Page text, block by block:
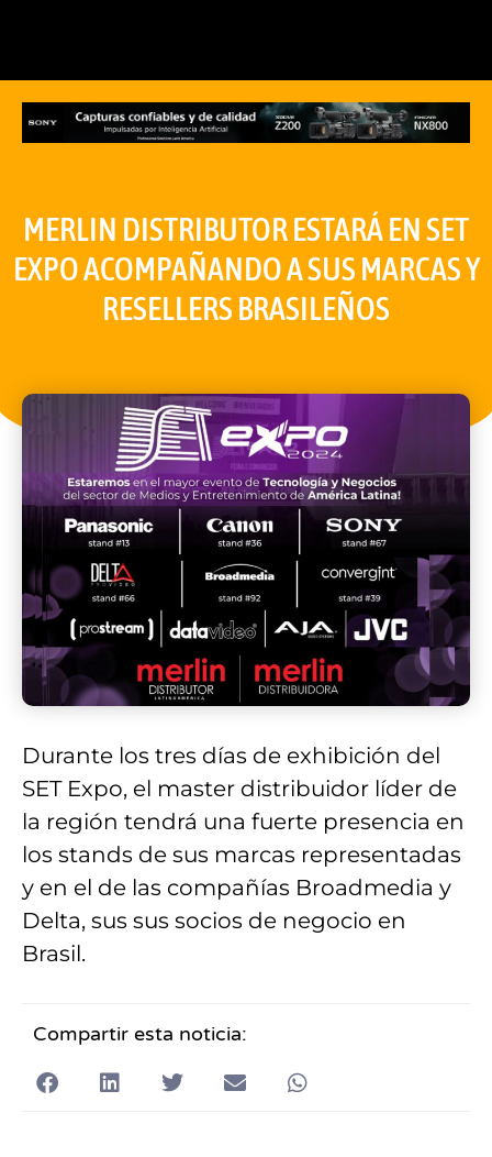
MERLIN DISTRIBUTOR ESTARÁ EN SET
EXPO ACOMPAÑANDO A SUS MARCAS Y
RESELLERS BRASILEÑOS
Durante los tres días de exhibición del
SET Expo, el master distribuidor líder de
la región tendrá una fuerte presencia en
los stands de sus marcas representadas
y en el de las compañías Broadmedia y
Delta, sus sus socios de negocio en
Brasil.
Compartir esta noticia: